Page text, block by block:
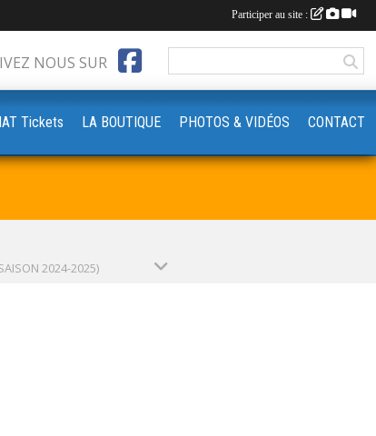
2024-2025)
NOUS SUR
Tickets LA BOUTIQUE PHOTOS & VIDÉOS CONTACT
Participer au site :